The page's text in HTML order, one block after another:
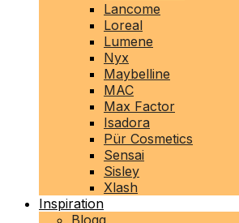
Lancome
Loreal
Lumene
Nyx
Maybelline
MAC
Max Factor
Isadora
Pür Cosmetics
Sensai
Sisley
Xlash
Inspiration
Blogg